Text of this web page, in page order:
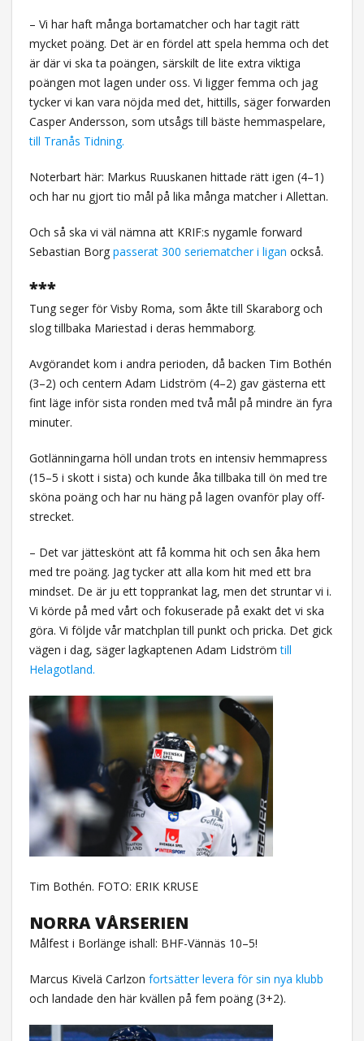
– Vi har haft många bortamatcher och har tagit rätt
mycket poäng. Det är en fördel att spela hemma och det
är där vi ska ta poängen, särskilt de lite extra viktiga
poängen mot lagen under oss. Vi ligger femma och jag
tycker vi kan vara nöjda med det, hittills, säger forwarden
Casper Andersson, som utsågs till bäste hemmaspelare,
till Tranås Tidning.
Noterbart här: Markus Ruuskanen hittade rätt igen (4–1)
och har nu gjort tio mål på lika många matcher i Allettan.
Och så ska vi väl nämna att KRIF:s nygamle forward
Sebastian Borg passerat 300 seriematcher i ligan också.
***
Tung seger för Visby Roma, som åkte till Skaraborg och
slog tillbaka Mariestad i deras hemmaborg.
Avgörandet kom i andra perioden, då backen Tim Bothén
(3–2) och centern Adam Lidström (4–2) gav gästerna ett
fint läge inför sista ronden med två mål på mindre än fyra
minuter.
Gotlänningarna höll undan trots en intensiv hemmapress
(15–5 i skott i sista) och kunde åka tillbaka till ön med tre
sköna poäng och har nu häng på lagen ovanför play off-
strecket.
– Det var jätteskönt att få komma hit och sen åka hem
med tre poäng. Jag tycker att alla kom hit med ett bra
mindset. De är ju ett topprankat lag, men det struntar vi i.
Vi körde på med vårt och fokuserade på exakt det vi ska
göra. Vi följde vår matchplan till punkt och pricka. Det gick
vägen i dag, säger lagkaptenen Adam Lidströmtill
Helagotland.
Tim Bothén. FOTO: ERIK KRUSE
NORRA VÅRSERIEN
Målfest i Borlänge ishall: BHF-Vännäs 10–5!
Marcus Kivelä Carlzon fortsätter levera för sin nya klubb
och landade den här kvällen på fem poäng (3+2).